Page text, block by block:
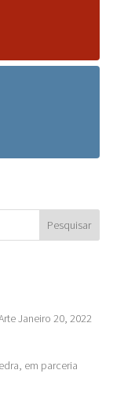
Janeiro 20, 2022
em parceria